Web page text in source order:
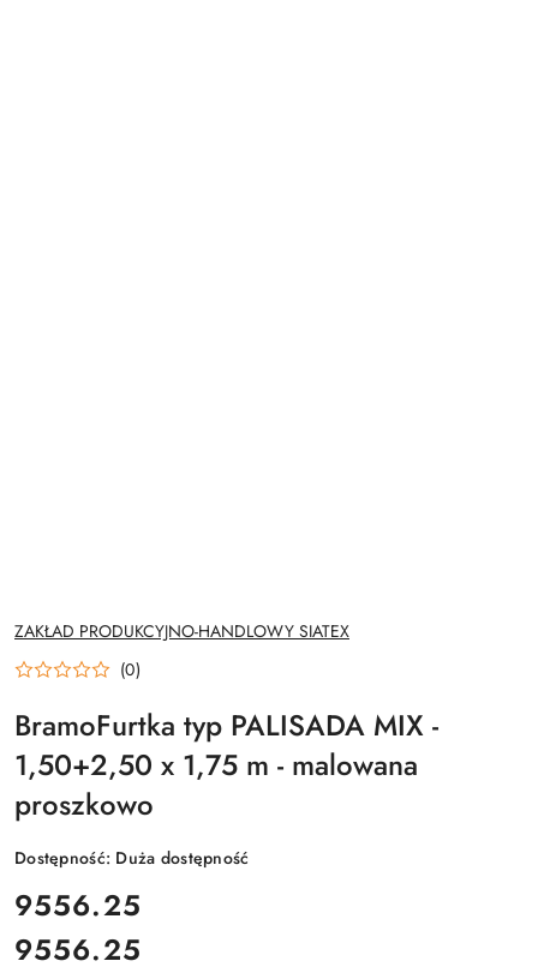
NAZWA
PRODUCENTA:
ZAKŁAD PRODUKCYJNO-HANDLOWY SIATEX
(0)
BramoFurtka typ PALISADA MIX -
1,50+2,50 x 1,75 m - malowana
proszkowo
Dostępność: Duża dostępność
cena:
9556.25
Cena:
9556.25